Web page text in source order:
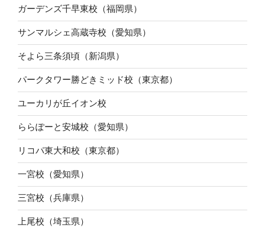
ガーデンズ千早東校（福岡県）
サンマルシェ高蔵寺校（愛知県）
そよら三条須頃（新潟県）
パークタワー勝どきミッド校（東京都）
ユーカリが丘イオン校
ららぽーと安城校（愛知県）
リコパ東大和校（東京都）
一宮校（愛知県）
三宮校（兵庫県）
上尾校（埼玉県）